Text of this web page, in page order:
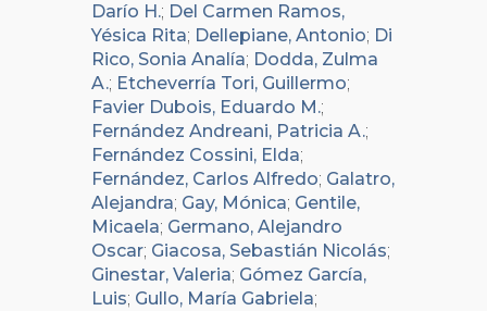
Darío H.; Del Carmen Ramos,
Yésica Rita; Dellepiane, Antonio; Di
Rico, Sonia Analía; Dodda, Zulma
A.; Etcheverría Tori, Guillermo;
Favier Dubois, Eduardo M.;
Fernández Andreani, Patricia A.;
Fernández Cossini, Elda;
Fernández, Carlos Alfredo; Galatro,
Alejandra; Gay, Mónica; Gentile,
Micaela; Germano, Alejandro
Oscar; Giacosa, Sebastián Nicolás;
Ginestar, Valeria; Gómez García,
Luis; Gullo, María Gabriela;